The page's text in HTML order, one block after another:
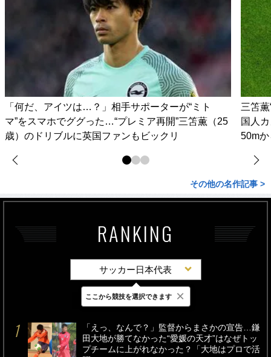
「何だ、アイツは…？」相手サポーターが“ミト
マ”をスマホでググった…“プレミア再開”三笘薫（25
歳）のドリブルに英国ファンもビックリ
三笘
国人
50m
その他の名作記事 >
RANKING
サッカー日本代表
最新 24時間 週間
「えっ、なんで？」監督からまさかの宣告…鎌
田大地が勝てなかった“愛媛の天才”はなぜトッ
プチームに上がれなかった？「大地はプロで活
ここから競技を選択できます ×